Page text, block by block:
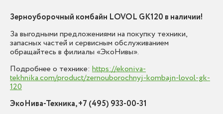
Зерноуборочный комбайн LOVOL GK120 в наличии!
За выгодными предложениями на покупку техники,
запасных частей и сервисным обслуживанием
обращайтесь в филиалы «ЭкоНивы».
Подробнее о технике: https://ekoniva-
tekhnika.com/product/zernouborochnyj-kombajn-lovol-gk-
120
ЭкоНива-Техника, +7 (495) 933-00-31